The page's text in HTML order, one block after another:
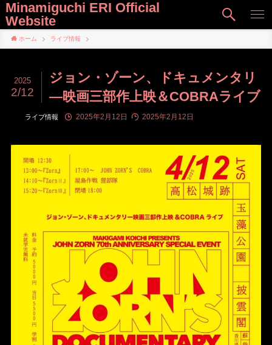
Minamiguchi ERI Official
Website
ホーム ライブ情報
ジョン・ゾーン、ドキュメンタリ
―映画三部作上映＆COBRAライブ
2025
2/12
ライブ情報 2025年2月12日 2025年2月12日